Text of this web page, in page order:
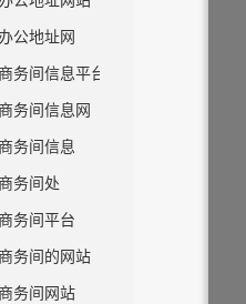
公地址网
务间信息平台
务间信息网
务间信息
务间处
务间平台
务间的网站
务间网站